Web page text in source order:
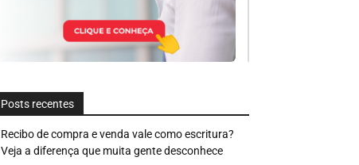
Posts recentes
Recibo de compra e venda vale como escritura?
Veja a diferença que muita gente desconhece